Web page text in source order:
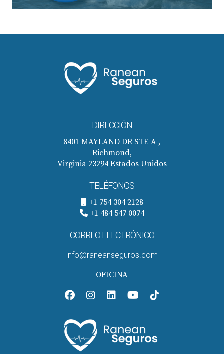
DIRECCIÓN
8401 MAYLAND DR STE A ,
Richmond,
Virginia 23294 Estados Unidos
TELÉFONOS
+1 754 304 2128
+1 484 547 0074
CORREO ELECTRÓNICO
info@raneanseguros.com
OFICINA